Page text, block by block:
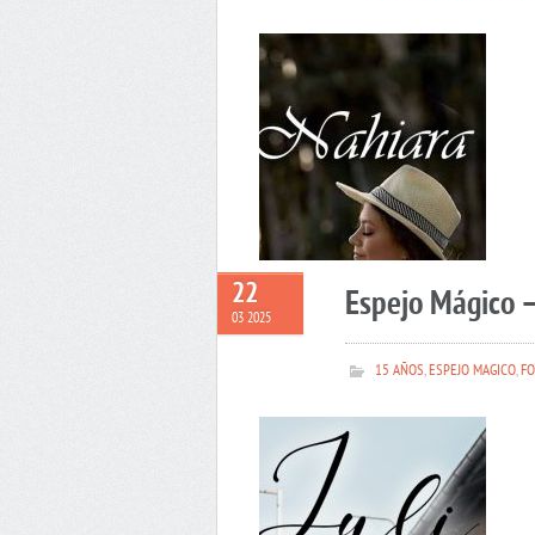
22
03 2025 Espejo Mágico
15 AÑOS,ESPEJO MAGICO,